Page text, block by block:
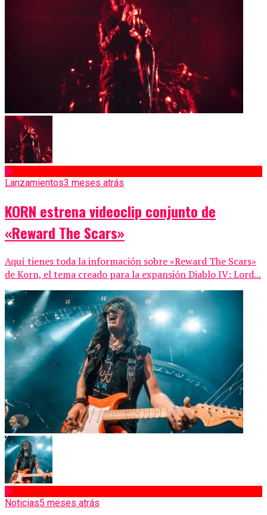
Lanzamientos3 meses atrás
KORN estrena videoclip conjunto de
«Reward The Scars»
Aquí tienes toda la información sobre «Reward The Scars»
de Korn, el tema creado para la expansión Diablo IV: Lord...
Noticias5 meses atrás